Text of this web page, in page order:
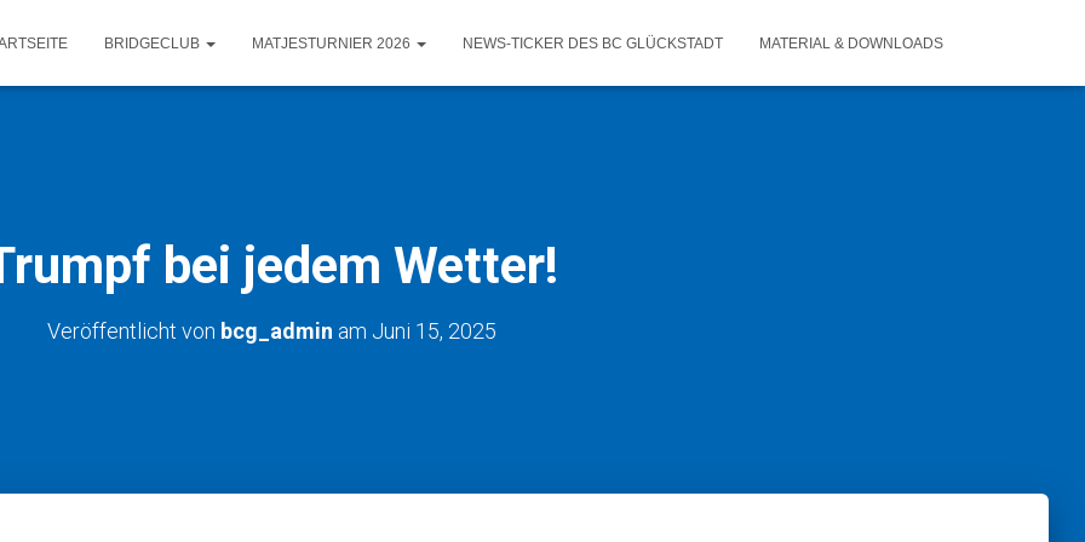
BRIDGECLUB MATJESTURNIER 2026 NEWS-TICKER DES BC GLÜCKSTADT MATERIAL & DOWNLOADS
bei jedem Wetter!
Veröffentlicht von bcg_admin am Juni 15, 2025